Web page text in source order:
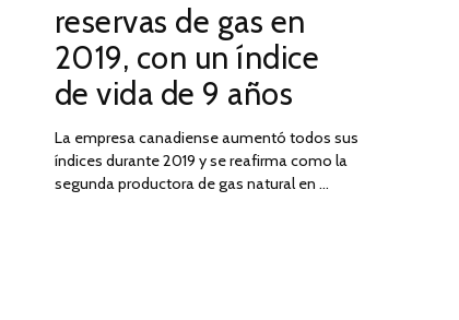
2025
reservas de gas en
2019, con un índice
de vida de 9 años
La empresa canadiense aumentó todos sus
índices durante 2019 y se reafirma como la
segunda productora de gas natural en …